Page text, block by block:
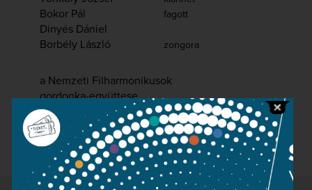
Bokor Pál fagott
Dinyés Dániel
Borbély László
zongora
a Nemzeti Filharmonikusok
gordonka-együttese
Házigazda: Kovács
Géza